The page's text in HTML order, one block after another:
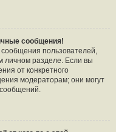
сообщения!
пользователей,
личном разделе. Если вы
от конкретного
модераторам; они могут